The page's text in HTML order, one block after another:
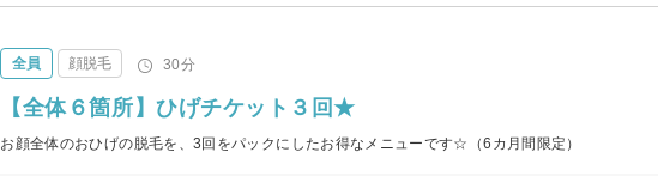
全員 顔脱毛 30分
【全体６箇所】ひげチケット３回★
お顔全体のおひげの脱毛を、3回をパックにしたお得なメニューです☆（6カ月間限定）